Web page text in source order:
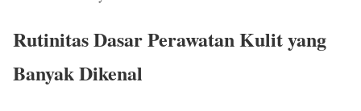
Rutinitas Dasar Perawatan Kulit yang
Banyak Dikenal